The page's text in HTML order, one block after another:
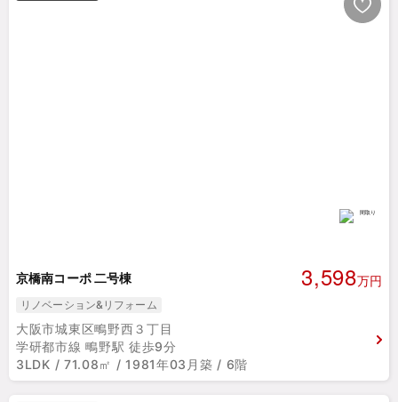
京橋南コーポ 二号棟 3,598万円
リノベーション&リフォーム
大阪市城東区鴫野西３丁目
学研都市線 鴫野駅 徒歩9分
3LDK / 71.08㎡ / 1981年03月築 / 6階